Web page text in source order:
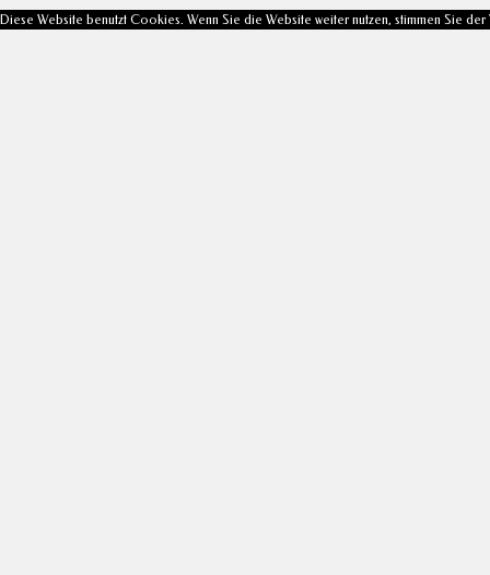
Diese Website benutzt Cookies. Wenn Sie die Website weiter nutzen, stimmen Sie